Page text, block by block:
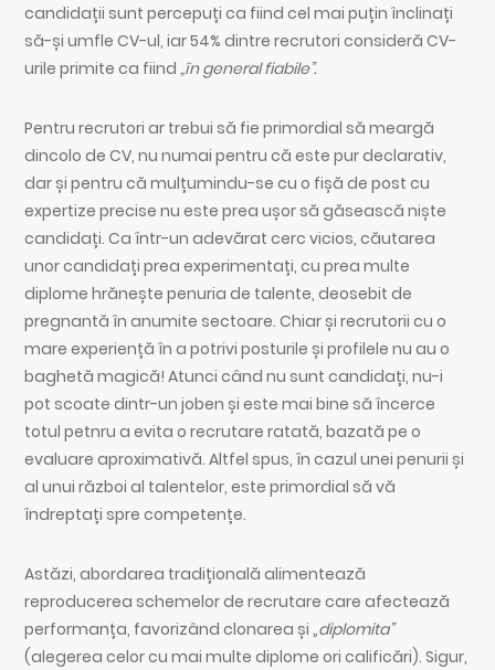
candidații sunt percepuți ca fiind cel mai puțin înclinați
să-și umfle CV-ul, iar 54% dintre recrutori consideră CV-
urile primite ca fiind„în general fiabile”.
Pentru recrutori ar trebui să fie primordial să meargă
dincolo de CV, nu numai pentru că este pur declarativ,
dar și pentru că mulțumindu-se cu o fișă de post cu
expertize precise nu este prea ușor să găsească niște
candidați. Ca într-un adevărat cerc vicios, căutarea
unor candidați prea experimentați, cu prea multe
diplome hrănește penuria de talente, deosebit de
pregnantă în anumite sectoare. Chiar și recrutorii cu o
mare experiență în a potrivi posturile și profilele nu au o
baghetă magică! Atunci când nu sunt candidați, nu-i
pot scoate dintr-un joben și este mai bine să încerce
totul petnru a evita o recrutare ratată, bazată pe o
evaluare aproximativă. Altfel spus, în cazul unei penurii și
al unui război al talentelor, este primordial să vă
îndreptați spre competențe.
Astăzi, abordarea tradițională alimentează
reproducerea schemelor de recrutare care afectează
performanța, favorizând clonarea și „diplomita”
(alegerea celor cu mai multe diplome ori calificări). Sigur,